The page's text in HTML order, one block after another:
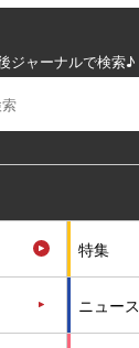
ジャーナルで検索♪
特集
ニュース